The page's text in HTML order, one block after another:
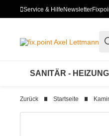
Service & HilfeNewsletter
SANITÄR - HEIZUNG
Zurück Startseite